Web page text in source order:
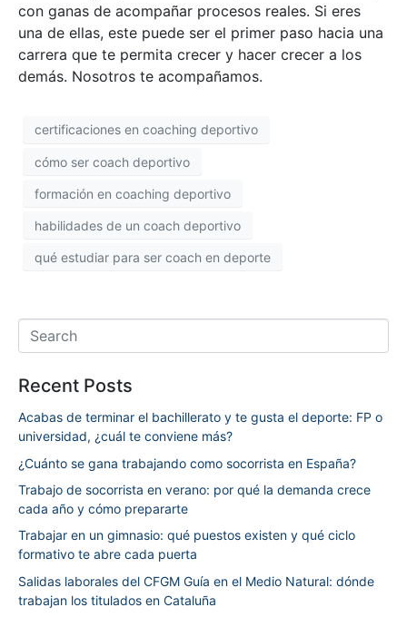
con ganas de acompañar procesos reales. Si eres
una de ellas, este puede ser el primer paso hacia una
carrera que te permita crecer y hacer crecer a los
demás. Nosotros te acompañamos.
certificaciones en coaching deportivo
cómo ser coach deportivo
formación en coaching deportivo
habilidades de un coach deportivo
qué estudiar para ser coach en deporte
Recent Posts
Acabas de terminar el bachillerato y te gusta el deporte: FP o
universidad, ¿cuál te conviene más?
¿Cuánto se gana trabajando como socorrista en España?
Trabajo de socorrista en verano: por qué la demanda crece
cada año y cómo prepararte
Trabajar en un gimnasio: qué puestos existen y qué ciclo
formativo te abre cada puerta
Salidas laborales del CFGM Guía en el Medio Natural: dónde
trabajan los titulados en Cataluña